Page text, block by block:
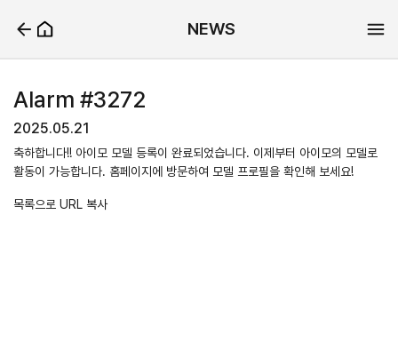
NEWS
Alarm #3272
2025.05.21
축하합니다!! 아이모 모델 등록이 완료되었습니다. 이제부터 아이모의 모델로
활동이 가능합니다. 홈페이지에 방문하여 모델 프로필을 확인해 보세요!
목록으로 URL 복사